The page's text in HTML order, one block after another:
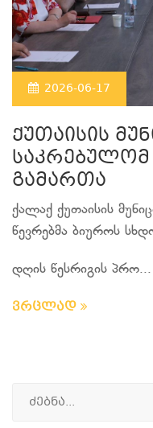
2026-06-17
ქუთაისის
გამართა
ქალაქ ქუთაისის
წევრებმა ბიუროს
დღის წესრიგის პრო...
ვრცლად